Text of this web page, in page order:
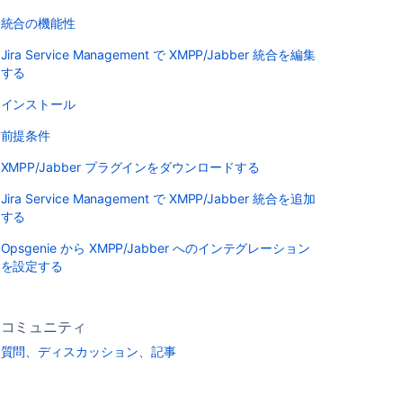
統合の機能性
Jira Service Management で XMPP/Jabber 統合を編集
する
インストール
前提条件
XMPP/Jabber プラグインをダウンロードする
Jira Service Management で XMPP/Jabber 統合を追加
する
Opsgenie から XMPP/Jabber へのインテグレーション
を設定する
コミュニティ
質問、ディスカッション、記事